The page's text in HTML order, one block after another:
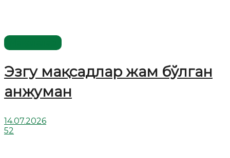
Эзгу мақсадлар жам бўлган
анжуман
14.07.2026
52